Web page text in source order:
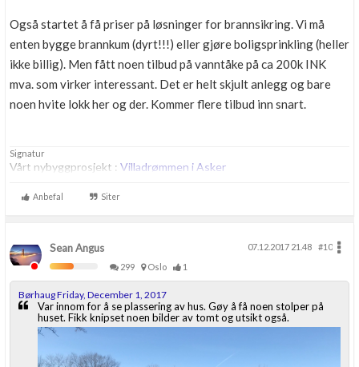
Også startet å få priser på løsninger for brannsikring. Vi må
enten bygge brannkum (dyrt!!!) eller gjøre boligsprinkling (heller
ikke billig). Men fått noen tilbud på vanntåke på ca 200k INK
mva. som virker interessant. Det er helt skjult anlegg og bare
noen hvite lokk her og der. Kommer flere tilbud inn snart.
Signatur
Vårt nybyggprosjekt : Villadrømmen i Asker
Anbefal Siter
Sean Angus 07.12.2017 21.48
#10
299
Oslo 1
Børhaug Friday, December 1, 2017
Var innom for å se plassering av hus. Gøy å få noen stolper på
huset. Fikk knipset noen bilder av tomt og utsikt også.